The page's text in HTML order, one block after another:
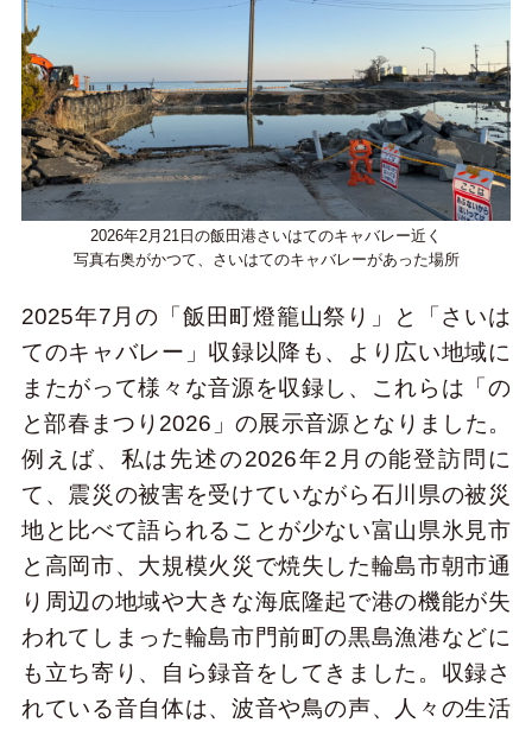
2026年2月21日の飯田港さいはてのキャバレー近く
写真右奥がかつて、さいはてのキャバレーがあった場所
2025年7月の「飯田町燈籠山祭り」と「さいは
てのキャバレー」収録以降も、より広い地域に
またがって様々な音源を収録し、これらは「の
と部春まつり2026」の展示音源となりました。
例えば、私は先述の2026年2月の能登訪問に
て、震災の被害を受けていながら石川県の被災
地と比べて語られることが少ない富山県氷見市
と高岡市、大規模火災で焼失した輪島市朝市通
り周辺の地域や大きな海底隆起で港の機能が失
われてしまった輪島市門前町の黒島漁港などに
も立ち寄り、自ら録音をしてきました。収録さ
れている音自体は、波音や鳥の声、人々の生活